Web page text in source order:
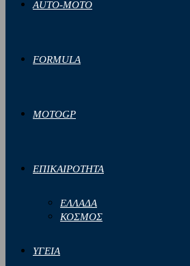
AUTO-MOTO
FORMULA
MOTOGP
ΕΠΙΚΑΙΡΟΤΗΤΑ
ΕΛΛΑΔΑ
ΚΟΣΜΟΣ
ΥΓΕΙΑ